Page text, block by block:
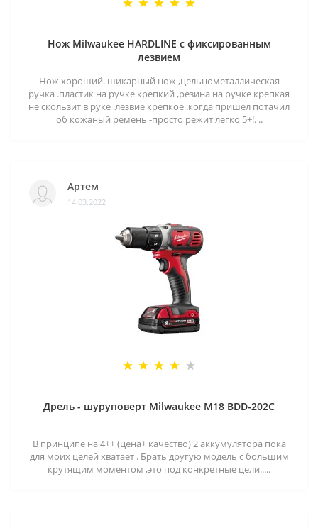
Нож Milwaukee HARDLINE с фиксированным
лезвием
Нож хороший. шикарный нож ,цельнометаллическая
ручка .пластик на ручке крепкий ,резина на ручке крепкая
не скользит в руке .лезвие крепкое .когда пришёл потачил
об кожаный ремень -просто режит легко 5+!. ..
Артем
14.03.2022
Дрель - шуруповерт Milwaukee M18 BDD-202C
В принципе на 4++ (цена+ качество) 2 аккумулятора пока
для моих целей хватает . Брать другую модель с большим
крутящим моментом ,это под конкретные цели.....